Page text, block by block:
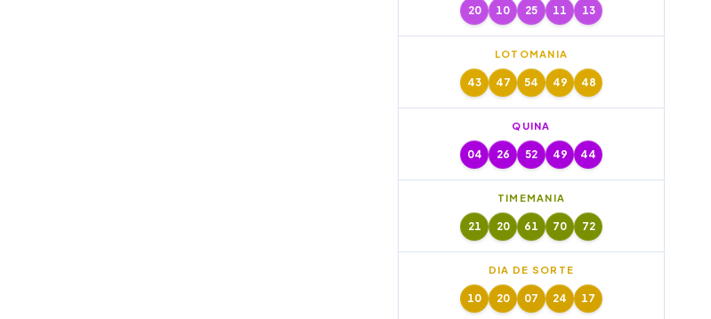
20 10 25 11 13
LOTOMANIA
43 47 54 49 48
QUINA
04 26 52 49 44
TIMEMANIA
21 20 61 70 72
DIA DE SORTE
10 20 07 24 17